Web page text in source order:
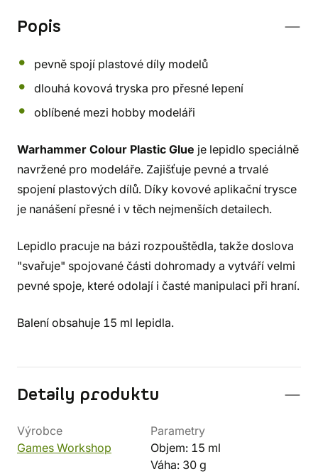
Popis
pevně spojí plastové díly modelů
dlouhá kovová tryska pro přesné lepení
oblíbené mezi hobby modeláři
Warhammer Colour Plastic Glue je lepidlo speciálně
navržené pro modeláře. Zajišťuje pevné a trvalé
spojení plastových dílů. Díky kovové aplikační trysce
je nanášení přesné i v těch nejmenších detailech.
Lepidlo pracuje na bázi rozpouštědla, takže doslova
"svařuje" spojované části dohromady a vytváří velmi
pevné spoje, které odolají i časté manipulaci při hraní.
Balení obsahuje 15 ml lepidla.
Detaily produktu
Výrobce
Games Workshop
Parametry
Objem: 15 ml
Váha: 30 g